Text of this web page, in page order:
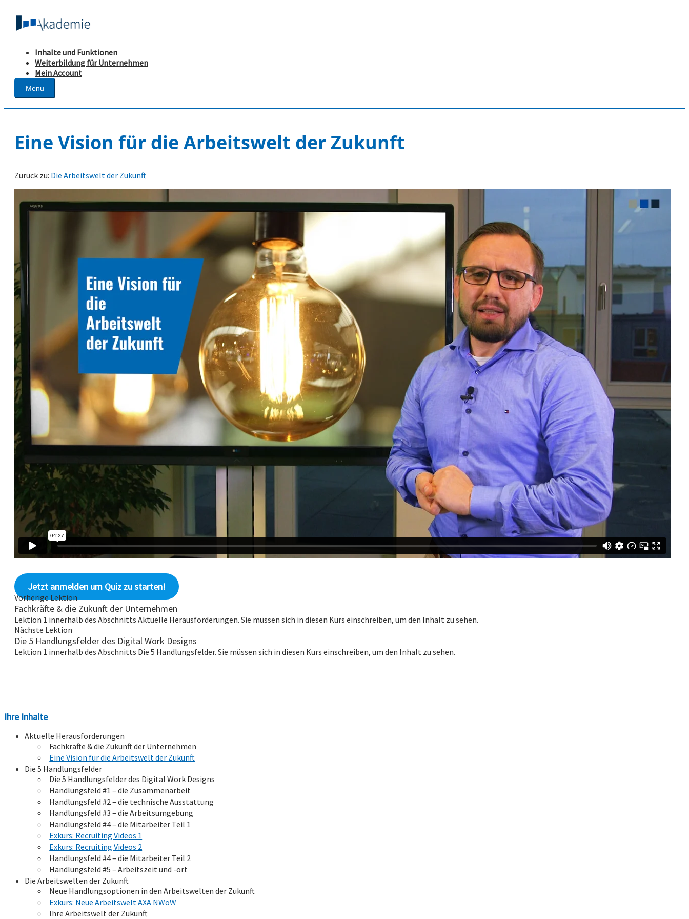
Inhalte und Funktionen
Weiterbildung für Unternehmen
Mein Account
Menu
Eine Vision für die Arbeitswelt der Zukunft
Zurück zu: Die Arbeitswelt der Zukunft
Jetzt anmelden um Quiz zu starten!
Vorherige Lektion
Fachkräfte & die Zukunft der Unternehmen
Lektion 1 innerhalb des Abschnitts Aktuelle Herausforderungen. Sie müssen sich in diesen Kurs einschreiben, um den Inhalt zu sehen.
Nächste Lektion
Die 5 Handlungsfelder des Digital Work Designs
Lektion 1 innerhalb des Abschnitts Die 5 Handlungsfelder. Sie müssen sich in diesen Kurs einschreiben, um den Inhalt zu sehen.
Ihre Inhalte
Aktuelle Herausforderungen
Fachkräfte & die Zukunft der Unternehmen
Eine Vision für die Arbeitswelt der Zukunft
Die 5 Handlungsfelder
Die 5 Handlungsfelder des Digital Work Designs
Handlungsfeld #1 – die Zusammenarbeit
Handlungsfeld #2 – die technische Ausstattung
Handlungsfeld #3 – die Arbeitsumgebung
Handlungsfeld #4 – die Mitarbeiter Teil 1
Exkurs: Recruiting Videos 1
Exkurs: Recruiting Videos 2
Handlungsfeld #4 – die Mitarbeiter Teil 2
Handlungsfeld #5 – Arbeitszeit und -ort
Die Arbeitswelten der Zukunft
Neue Handlungsoptionen in den Arbeitswelten der Zukunft
Exkurs: Neue Arbeitswelt AXA NWoW
Ihre Arbeitswelt der Zukunft